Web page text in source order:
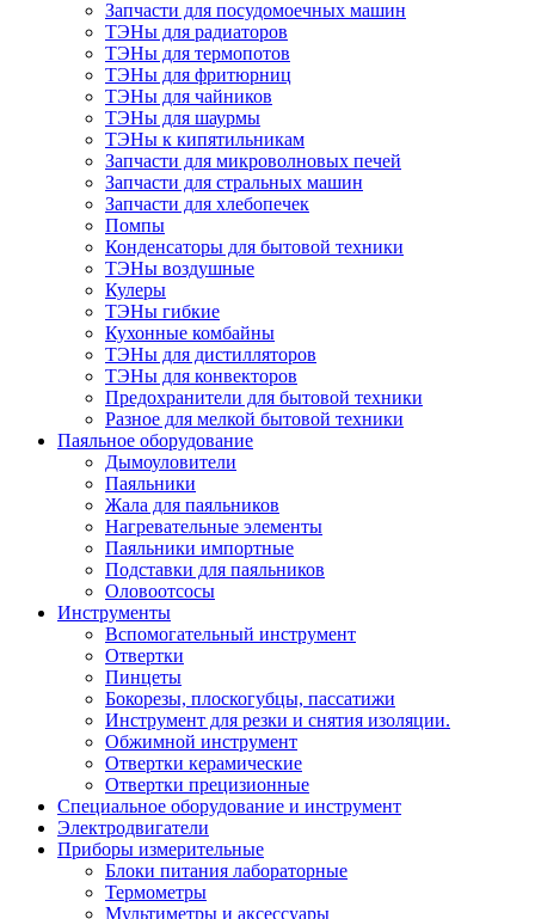
Запчасти для посудомоечных машин
ТЭНы для радиаторов
ТЭНы для термопотов
ТЭНы для фритюрниц
ТЭНы для чайников
ТЭНы для шаурмы
ТЭНы к кипятильникам
Запчасти для микроволновых печей
Запчасти для стральных машин
Запчасти для хлебопечек
Помпы
Конденсаторы для бытовой техники
ТЭНы воздушные
Кулеры
ТЭНы гибкие
Кухонные комбайны
ТЭНы для дистилляторов
ТЭНы для конвекторов
Предохранители для бытовой техники
Разное для мелкой бытовой техники
Паяльное оборудование
Дымоуловители
Паяльники
Жала для паяльников
Нагревательные элементы
Паяльники импортные
Подставки для паяльников
Оловоотсосы
Инструменты
Вспомогательный инструмент
Отвертки
Пинцеты
Бокорезы, плоскогубцы, пассатижи
Инструмент для резки и снятия изоляции.
Обжимной инструмент
Отвертки керамические
Отвертки прецизионные
Специальное оборудование и инструмент
Электродвигатели
Приборы измерительные
Блоки питания лабораторные
Термометры
Мультиметры и аксессуары